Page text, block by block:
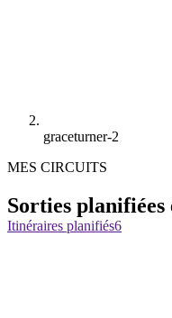
graceturner-2
MES CIRCUITS
Sorties planifiées
Itinéraires planifiés6